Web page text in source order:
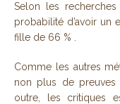
Selon les
probabilité d’avoir un
fille de 66 % .
Comme les autres
non plus de preuves
outre, les critiques